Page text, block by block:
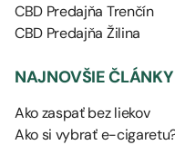
CBD Predajňa Trenčín
CBD Predajňa Žilina
NAJNOVŠIE ČLÁNKY
Ako zaspať bez liekov
Ako si vybrať e-